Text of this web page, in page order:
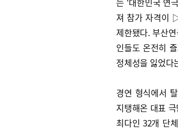
져 참가 자격이
제한됐다. 부산
인들도 온전히
정체성을 잃었다
경연 형식에서
지탱해온 대표
최다인 32개 단